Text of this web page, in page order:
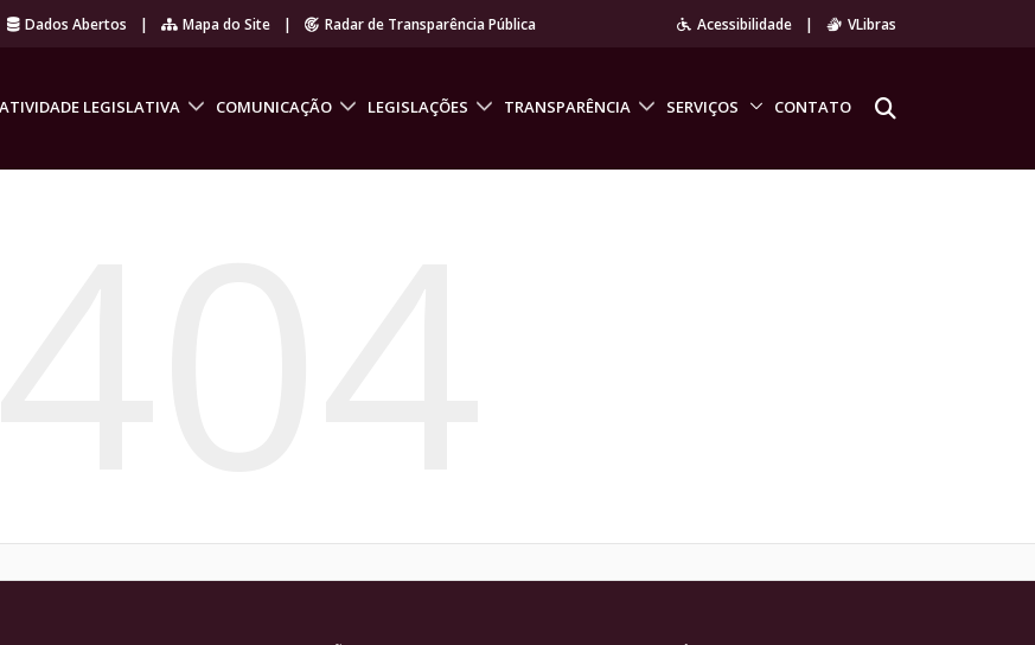
Dados Abertos | Mapa do Site | Radar de Transparência Pública Acessibilidade | VLibras
ATIVIDADE LEGISLATIVA COMUNICAÇÃO LEGISLAÇÕES TRANSPARÊNCIA SERVIÇOS CONTATO